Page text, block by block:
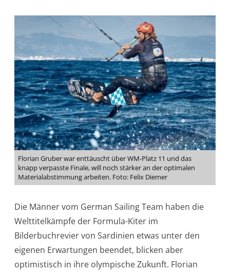
Florian Gruber war enttäuscht über WM-Platz 11 und das
knapp verpasste Finale, will noch stärker an der optimalen
Materialabstimmung arbeiten. Foto: Felix Diemer
Die Männer vom German Sailing Team haben die
Welttitelkämpfe der Formula-Kiter im
Bilderbuchrevier von Sardinien etwas unter den
eigenen Erwartungen beendet, blicken aber
optimistisch in ihre olympische Zukunft. Florian